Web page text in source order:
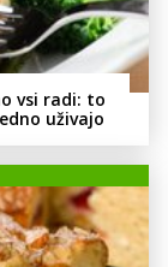
vsi radi: to
uživajo